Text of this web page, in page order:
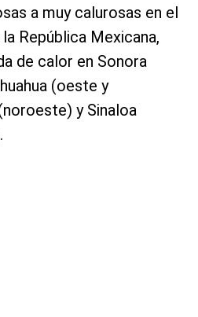
a muy calurosas en el
República Mexicana,
de calor en Sonora
(oeste y
y Sinaloa